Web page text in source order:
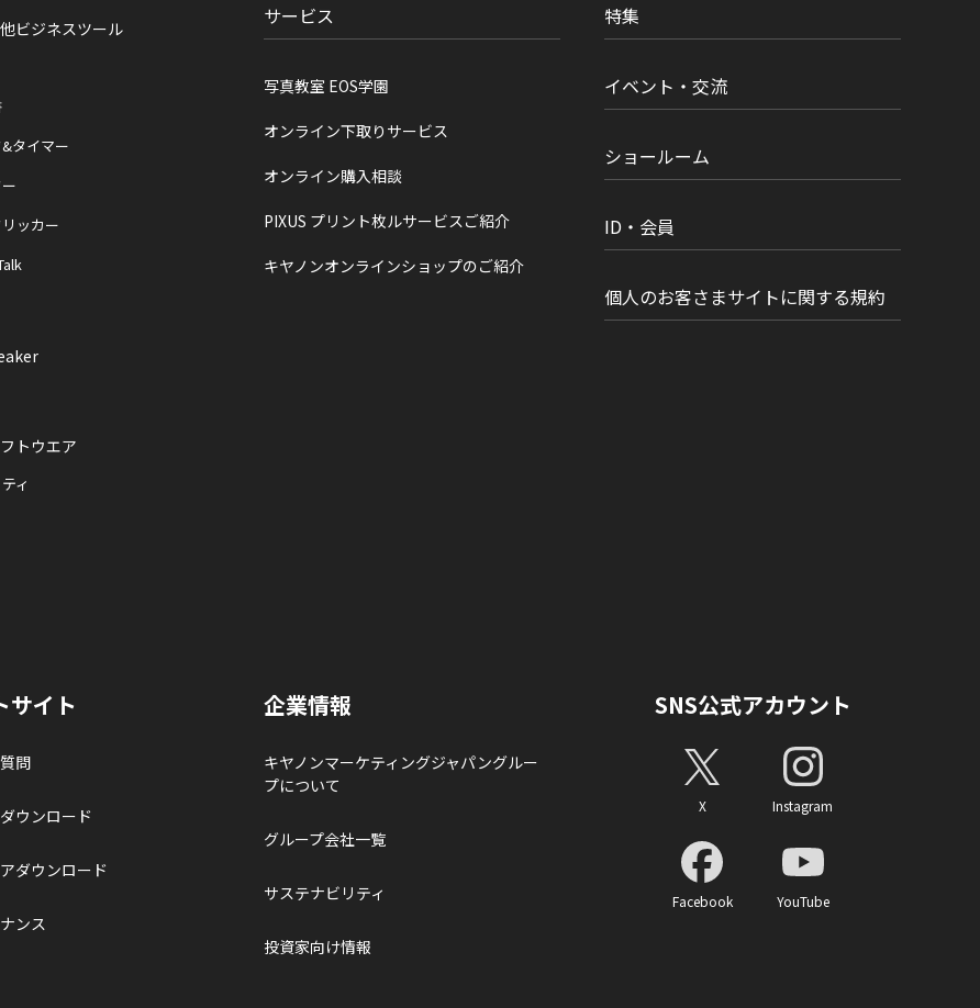
ビジネスツール
タイマー
ッカー
トウエア
ィ
サービス
写真教室 EOS学園
オンライン下取りサービス
オンライン購入相談
PIXUS プリント枚ルサービスご紹介
キヤノンオンラインショップのご紹介
特集
イベント・交流
ショールーム
ID・会員
個人のお客さまサイトに関する規約
サイト
問
ウンロード
ダウンロード
ンス
企業情報
キヤノンマーケティングジャパングルー
プについて
グループ会社一覧
サステナビリティ
投資家向け情報
SNS公式アカウント
X Instagram
Facebook YouTube